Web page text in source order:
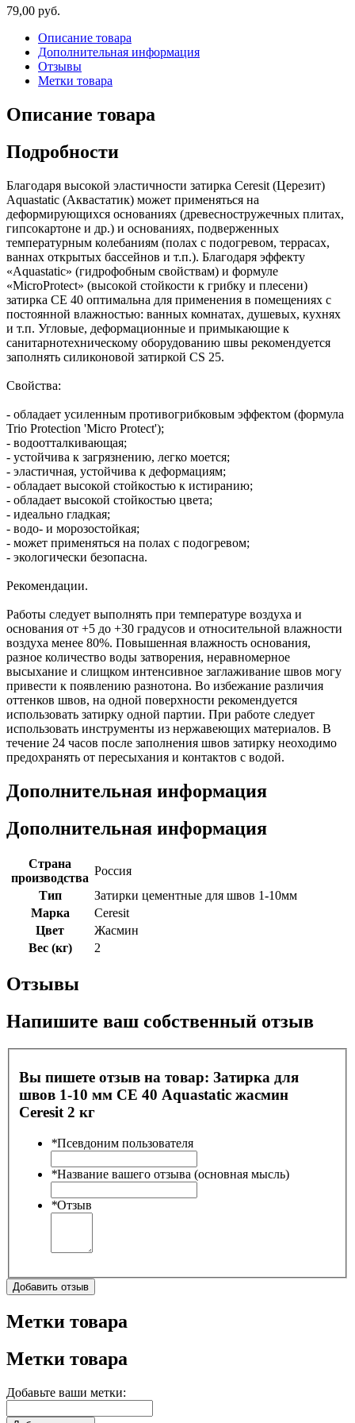
79,00 руб.
Описание товара
Дополнительная информация
Отзывы
Метки товара
Описание товара
Подробности
Благодаря высокой эластичности затирка Ceresit (Церезит)
Aquastatic (Аквастатик) может применяться на
деформирующихся основаниях (древесностружечных плитах,
гипсокартоне и др.) и основаниях, подверженных
температурным колебаниям (полах с подогревом, террасах,
ваннах открытых бассейнов и т.п.). Благодаря эффекту
«Aquastatic» (гидрофобным свойствам) и формуле
«MicroProtect» (высокой стойкости к грибку и плесени)
затирка CE 40 оптимальна для применения в помещениях с
постоянной влажностью: ванных комнатах, душевых, кухнях
и т.п. Угловые, деформационные и примыкающие к
санитарнотехническому оборудованию швы рекомендуется
заполнять силиконовой затиркой CS 25.
Свойства:
- обладает усиленным противогрибковым эффектом (формула
Trio Protection 'Micro Protect');
- водоотталкивающая;
- устойчива к загрязнению, легко моется;
- эластичная, устойчива к деформациям;
- обладает высокой стойкостью к истиранию;
- обладает высокой стойкостью цвета;
- идеально гладкая;
- водо- и морозостойкая;
- может применяться на полах с подогревом;
- экологически безопасна.
Рекомендации.
Работы следует выполнять при температуре воздуха и
основания от +5 до +30 градусов и относительной влажности
воздуха менее 80%. Повышенная влажность основания,
разное количество воды затворения, неравномерное
высыхание и слищком интенсивное заглаживание швов могу
привести к появлению разнотона. Во избежание различия
оттенков швов, на одной поверхности рекомендуется
использовать затирку одной партии. При работе следует
использовать инструменты из нержавеющих материалов. В
течение 24 часов после заполнения швов затирку неоходимо
предохранять от пересыхания и контактов с водой.
Дополнительная информация
Дополнительная информация
Страна
производства
Россия
Тип
Затирки цементные для швов 1-10мм
Марка
Ceresit
Цвет
Жасмин
Вес (кг)
2
Отзывы
Напишите ваш собственный отзыв
Вы пишете отзыв на товар: Затирка для
швов 1-10 мм CE 40 Aquastatic жасмин
Ceresit 2 кг
*Псевдоним пользователя
*Название вашего отзыва (основная мысль)
*Отзыв
Добавить отзыв
Метки товара
Метки товара
Добавьте ваши метки: